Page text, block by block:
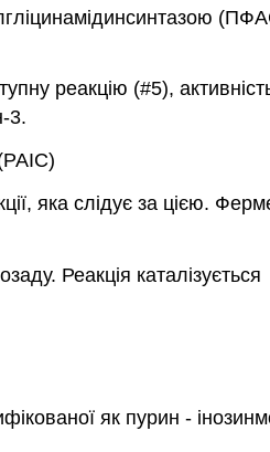
реакцію (#5),
3.
яка слідує за цією.
Реакція каталізується
як пурин -